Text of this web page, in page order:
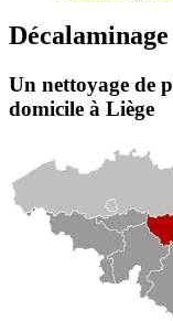
Un nettoyage de
domicile à Liège